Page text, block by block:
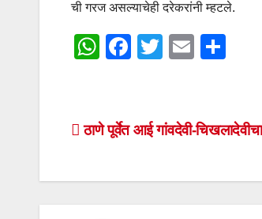
ची गरज असल्याचेही दरेकरांनी म्हटले.
W
s
A
F
e
T
er
E
e
Post
ठाणे पूर्वेत आई गांवदेवी-